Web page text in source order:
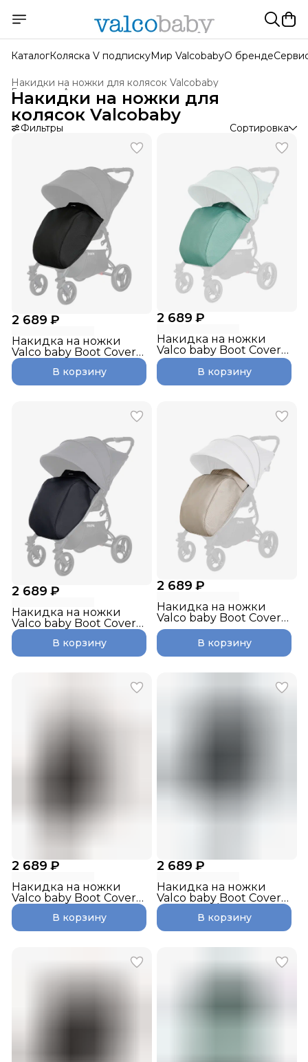
КаталогКоляска V подпискуМир ValcobabyО бренде
Накидки на ножки для колясок Valcobaby
Аксессуары для колясок ›
Главная ›
Накидки на ножки для
колясок Valcobaby
Фильтры Сортировка
2 689 ₽
Накидка на ножки
Valco baby Boot Cover
Snap, Pitch
В корзину
2 689 ₽
Накидка на ножки
Valco baby Boot Cover
Snap, Slate Blue
В корзину
2 689 ₽
Накидка на ножки
Valco baby Boot Cover
Snap, Signature Grey
В корзину
2 689 ₽
Накидка на ножки
Valco baby Boot Cover
Snap, Sand
В корзину
2 689 ₽
Накидка на ножки
Valco baby Boot Cover
Snap, Cocoa
В корзину
2 689 ₽
Накидка на ножки
Valco baby Boot Cover
Snap Duo / Deep Blue
В корзину